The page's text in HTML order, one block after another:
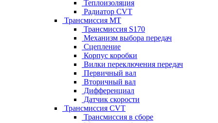
Теплоизоляция
Радиатор CVT
Трансмиссия MT
Трансмиссия S170
Механизм выбора передач
Сцепление
Корпус коробки
Вилки переключения передач
Первичный вал
Вторичный вал
Дифференциал
Датчик скорости
Трансмиссия CVT
Трансмиссия в сборе